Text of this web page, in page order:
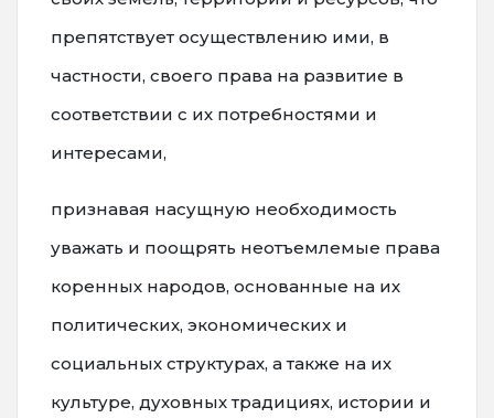
препятствует осуществлению ими, в
частности, своего права на развитие в
соответствии с их потребностями и
интересами,
признавая насущную необходимость
уважать и поощрять неотъемлемые права
коренных народов, основанные на их
политических, экономических и
социальных структурах, а также на их
культуре, духовных традициях, истории и